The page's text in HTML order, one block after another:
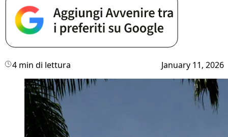
4 min di lettura January 11, 2026